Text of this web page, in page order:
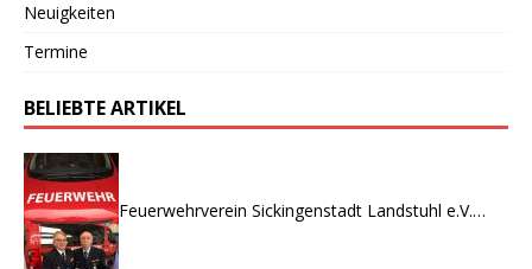
Neuigkeiten
Termine
BELIEBTE ARTIKEL
Feuerwehrverein Sickingenstadt Landstuhl e.V.…